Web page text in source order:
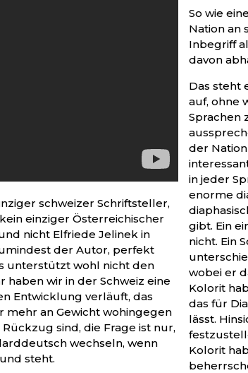
schweizer Schriftsteller,
einziger Österreichischer
nicht Elfriede Jelinek in
der Autor, perfekt
unterstützt wohl nicht den
wir in der Schweiz eine
Entwicklung verläuft, das
an Gewicht wohingegen
sind, die Frage ist nur,
wechseln, wenn
steht.
So wie
Nation an
Inbegriff
davon
Das steht
auf, ohne
Sprachen
der
in jeder
enorme
gibt. Ein
nicht. Ein
wobei er
Kolorit
das für
lässt.
Kolorit